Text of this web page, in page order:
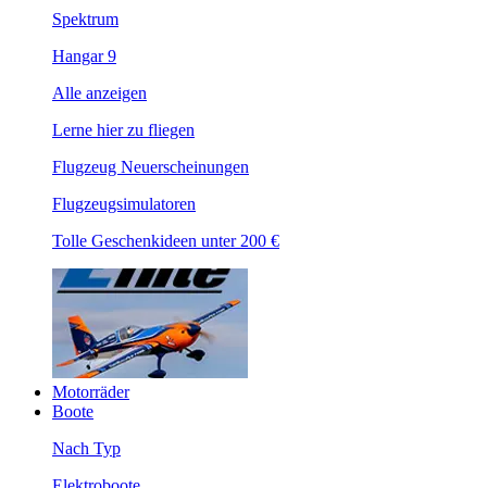
Spektrum
Hangar 9
Alle anzeigen
Lerne hier zu fliegen
Flugzeug Neuerscheinungen
Flugzeugsimulatoren
Tolle Geschenkideen unter 200 €
Motorräder
Boote
Nach Typ